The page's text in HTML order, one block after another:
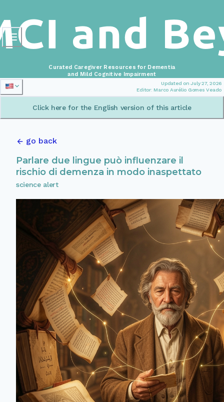
Updated on July 27, 2026
Editor: Marco Aurélio Gomes Veado
Curated Caregiver Resources for Dementia
and Mild Cognitive Impairment
Click here for the English version of this article
go back
Parlare due lingue può influenzare il
rischio di demenza in modo inaspettato
science alert